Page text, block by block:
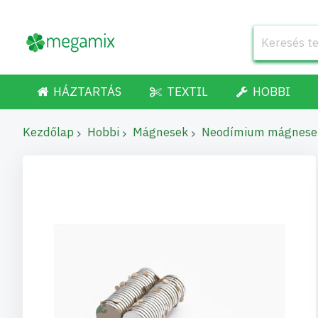
HÁZTARTÁS TEXTIL HOBBI
Kezdőlap Hobbi Mágnesek Neodímium